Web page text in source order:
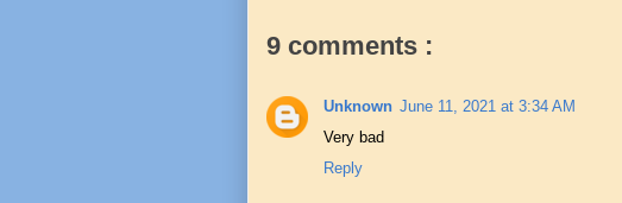
9 comments :
Unknown June 11, 2021 at 3:34 AM
Very bad
Reply